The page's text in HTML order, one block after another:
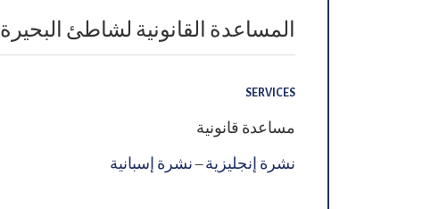
المساعدة القانونية لشاطئ البحيرة
SERVICES
مساعدة قانونية
نشرة إنجليزية–نشرة إسبانية